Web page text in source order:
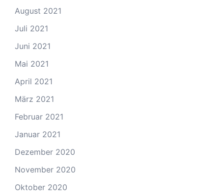
August 2021
Juli 2021
Juni 2021
Mai 2021
April 2021
März 2021
Februar 2021
Januar 2021
Dezember 2020
November 2020
Oktober 2020